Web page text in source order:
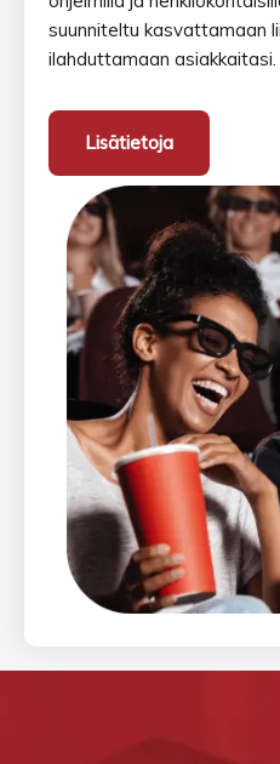
suunniteltu kasvattamaan
ilahduttamaan asiakkaitasi.
Lisätietoja